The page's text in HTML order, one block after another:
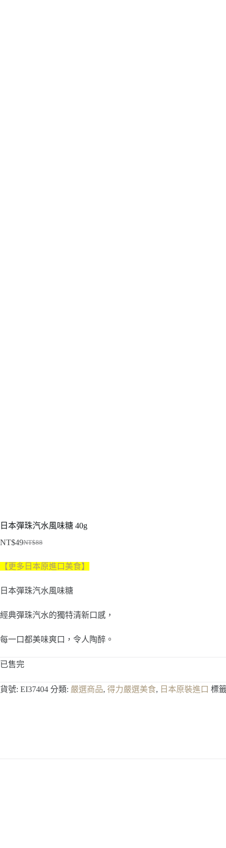
日本彈珠汽水風味糖 40g
NT$88
始
價
格：
NT$49
前
價
格：
【更多日本原進口美食】
日本彈珠汽水風味糖
經典彈珠汽水的獨特清新口感，
每一口都美味爽口，令人陶醉。
已售完
貨號: EI37404 分類: 嚴選商品, 得力嚴選美食, 日本原裝進口 標